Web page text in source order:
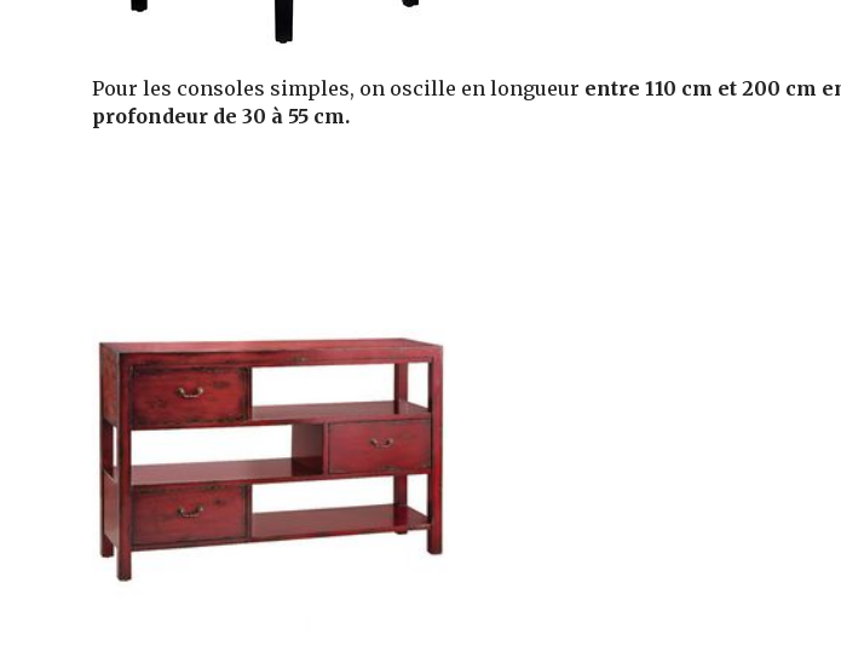
Pour les consoles simples, on oscille en longueur entre 110 cm et 200 cm
profondeur de 30 à 55 cm.